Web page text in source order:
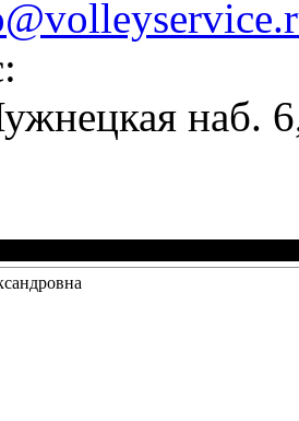
наб.